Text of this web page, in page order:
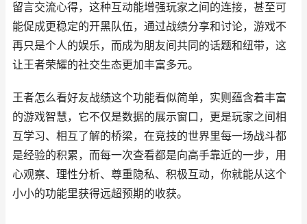
留言交流心得，这种互动能增强玩家之间的连接，甚至可
能促成更稳定的开黑队伍，通过战绩分享和讨论，游戏不
再只是个人的娱乐，而成为朋友间共同的话题和纽带，这
让王者荣耀的社交生态更加丰富多元。
王者怎么看好友战绩这个功能看似简单，实则蕴含着丰富
的游戏智慧，它不仅是数据的展示窗口，更是玩家之间相
互学习、相互了解的桥梁，在竞技的世界里每一场战斗都
是经验的积累，而每一次查看都是向高手靠近的一步，用
心观察、理性分析、尊重隐私、积极互动，你就能从这个
小小的功能里获得远超预期的收获。